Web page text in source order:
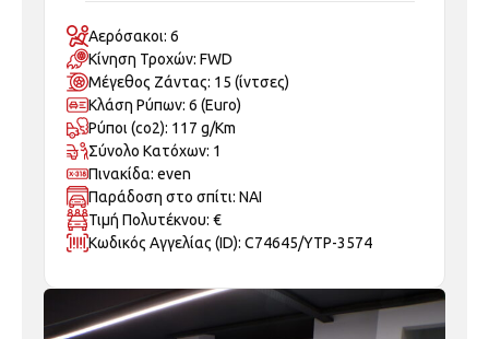
Αερόσακοι: 6
Κίνηση Τροχών: FWD
Μέγεθος Ζάντας: 15 (ίντσες)
Κλάση Ρύπων: 6 (Euro)
Ρύποι (co2): 117 g/Km
Σύνολο Κατόχων: 1
Πινακίδα: even
Παράδοση στο σπίτι: ΝΑΙ
Τιμή Πολυτέκνου: €
Κωδικός Αγγελίας (ID): C74645/ΥΤΡ-3574